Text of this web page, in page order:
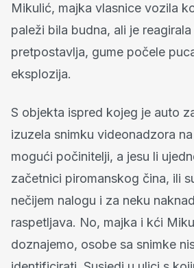
Mikulić, majka vlasnice vozila
paleži bila budna, ali je
pretpostavlja, gume počele
eksplozija.
S objekta ispred kojeg je auto
izuzela snimku videonadzora
mogući počinitelji, a jesu li
začetnici piromanskog čina, ili
nečijem nalogu i za neku
raspetljava. No, majka i kći
doznajemo, osobe sa snimke